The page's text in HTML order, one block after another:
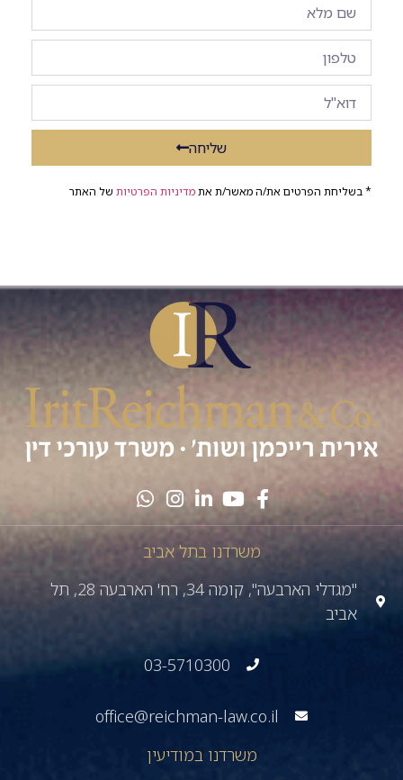
שליחה
* בשליחת הפרטים את/ה מאשר/ת אתמדיניות הפרטיות של האתר
משרדנו בתל אביב
"מגדלי הארבעה", קומה 34, רח' הארבעה 28, תל
אביב
03-5710300
office@reichman-law.co.il
משרדנו במודיעין